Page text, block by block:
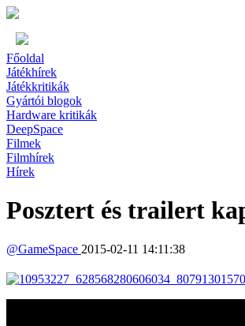
Főoldal
Játékhírek
Játékkritikák
Gyártói blogok
Hardware kritikák
DeepSpace
Filmek
Filmhírek
Hírek
Posztert és trailert
@GameSpace 2015-02-11 14:11:38